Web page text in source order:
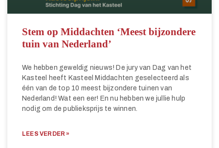
Stem op Middachten ‘Meest bijzondere
tuin van Nederland’
We hebben geweldig nieuws! De jury van Dag van het
Kasteel heeft Kasteel Middachten geselecteerd als
één van de top 10 meest bijzondere tuinen van
Nederland! Wat een eer! En nu hebben we jullie hulp
nodig om de publieksprijs te winnen.
LEES VERDER »